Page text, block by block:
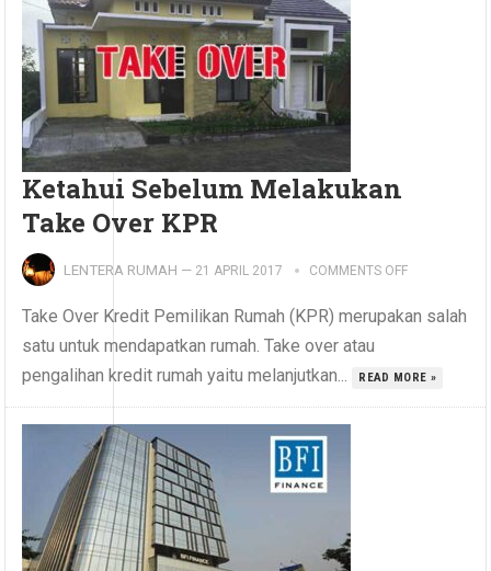
Ketahui Sebelum Melakukan
Take Over KPR
LENTERA RUMAH — 21 APRIL 2017 COMMENTS OFF
Take Over Kredit Pemilikan Rumah (KPR) merupakan salah
satu untuk mendapatkan rumah. Take over atau
pengalihan kredit rumah yaitu melanjutkan...
READ MORE »